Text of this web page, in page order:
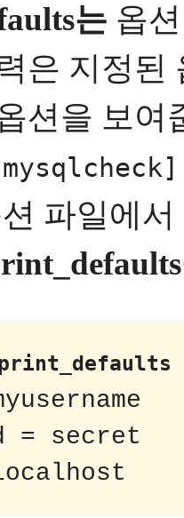
는 옵
은 지정된
션을 보여
파일에
= secret